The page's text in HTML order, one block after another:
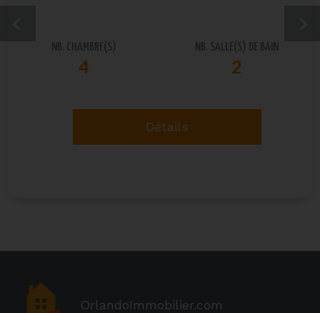
NB. CHAMBRE(S)
4
NB. SALLE(S) DE BAIN
2
Détails
OrlandoImmobilier.com